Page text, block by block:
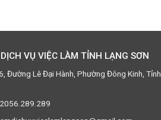
VỤ VIỆC LÀM TỈNH LẠNG SƠN
Đường Lê Đại Hành, Phường Đông Kinh, Tỉnh